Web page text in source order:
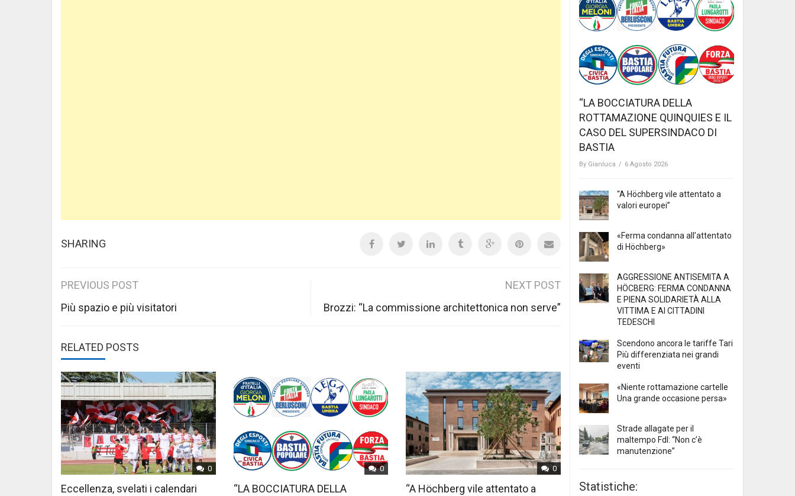
SHARING
Post
navigation
PREVIOUS POST
Più spazio e più visitatori
NEXT POST
Brozzi: “La commissione architettonica non serve”
RELATED POSTS
0
Eccellenza, svelati i calendari
0
“LA BOCCIATURA DELLA
0
“A Höchberg vile attentato a
“LA BOCCIATURA DELLA
ROTTAMAZIONE QUINQUIES E IL
CASO DEL SUPERSINDACO DI
BASTIA
By Gianluca / 6 Agosto 2026
“A Höchberg vile attentato a
valori europei”
«Ferma condanna all’attentato
di Höchberg»
AGGRESSIONE ANTISEMITA A
HÖCBERG: FERMA CONDANNA
E PIENA SOLIDARIETÀ ALLA
VITTIMA E AI CITTADINI
TEDESCHI
Scendono ancora le tariffe Tari
Più differenziata nei grandi
eventi
«Niente rottamazione cartelle
Una grande occasione persa»
Strade allagate per il
maltempo FdI: “Non c’è
manutenzione”
Statistiche: